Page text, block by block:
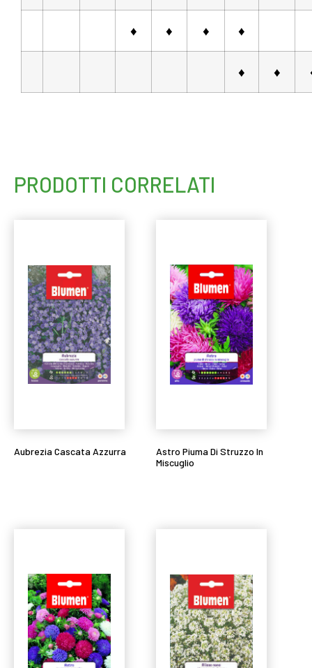
♦ ♦ ♦ ♦
♦ ♦
PRODOTTI CORRELATI
Aubrezia Cascata Azzurra
Astro Piuma Di Struzzo In
Miscuglio